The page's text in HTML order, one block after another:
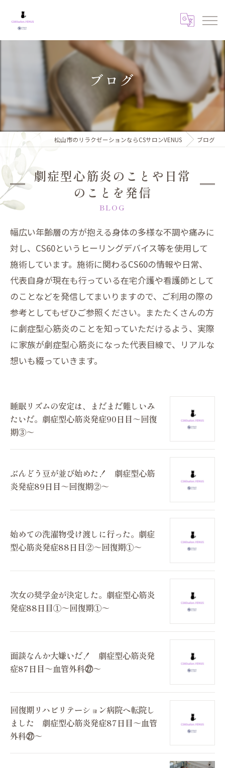
ブログ
松山市のリラクゼーションならCSサロンVENUS ブログ
劇症型心筋炎のことや日常
のことを発信
BLOG
幅広い年齢層の方が抱える身体の多様な不調や痛みに
対し、CS60というヒーリングデバイス等を使用して
施術しています。施術に関わるCS60の情報や日常、
代表自身が現在も行っている在宅介護や看護師として
のことなどを発信してまいりますので、ご利用の際の
参考としてもぜひご参照ください。またたくさんの方
に劇症型心筋炎のことを知っていただけるよう、実際
に家族が劇症型心筋炎になった代表目線で、リアルな
想いも綴っていきます。
睡眠リズムの安定は、まだまだ難しいみ
たいだ。劇症型心筋炎発症90日目～回復
期③～
ぶんどう豆が並び始めた！ 劇症型心筋
炎発症89日目～回復期②～
始めての洗濯物受け渡しに行った。劇症
型心筋炎発症88日目②～回復期①～
次女の奨学金が決定した。劇症型心筋炎
発症88日目①～回復期①～
面談なんか大嫌いだ！ 劇症型心筋炎発
症87日目～血管外科㉗～
回復期リハビリテーション病院へ転院し
ました 劇症型心筋炎発症87日目～血管
外科㉗～